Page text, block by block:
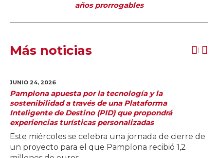
años prorrogables
Más noticias
JUNIO 24, 2026
Pamplona apuesta por la tecnología y la
sostenibilidad a través de una Plataforma
Inteligente de Destino (PID) que propondrá
experiencias turísticas personalizadas
Este miércoles se celebra una jornada de cierre de
un proyecto para el que Pamplona recibió 1,2